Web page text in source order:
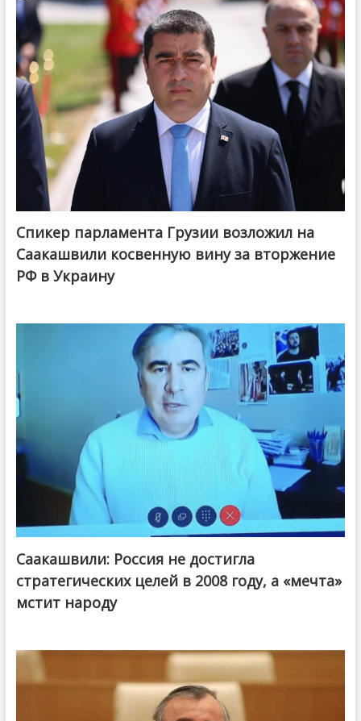
Спикер парламента Грузии возложил на
Саакашвили косвенную вину за вторжение
РФ в Украину
Саакашвили: Россия не достигла
стратегических целей в 2008 году, а «мечта»
мстит народу